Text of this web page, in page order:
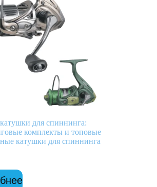
для спиннинга:
комплекты и топовые
катушки для спиннинга